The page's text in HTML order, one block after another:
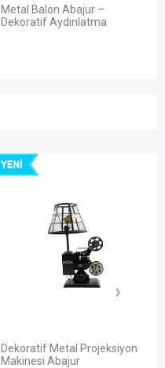
Metal Balon Abajur –
Dekoratif Aydınlatma
YENI
Dekoratif Metal Projeksiyon
Makinesi Abajur